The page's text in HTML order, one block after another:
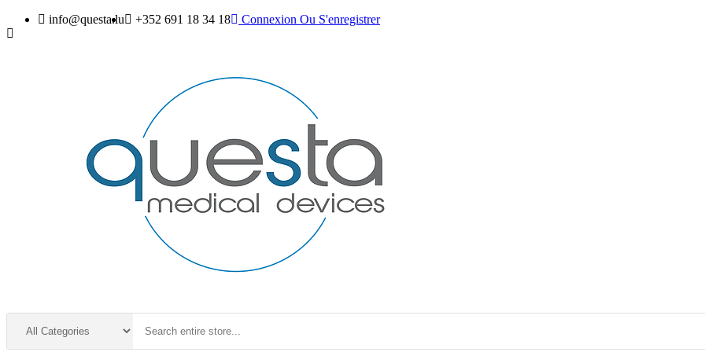
info@questa.lu +352 691 18 34 18 Connexion Ou S'enregistrer